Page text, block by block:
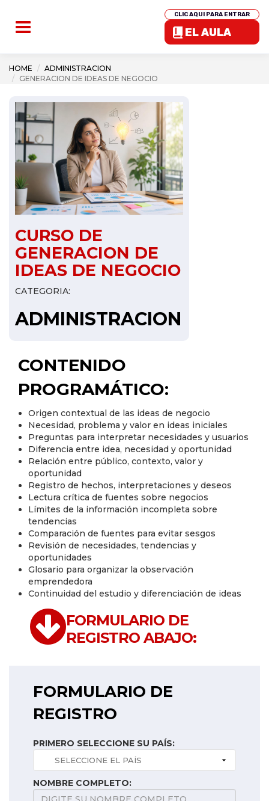
CLIC AQUI PARA ENTRAR
EL AULA
HOME
ADMINISTRACION
GENERACION DE IDEAS DE NEGOCIO
CURSO DE
GENERACION DE
IDEAS DE NEGOCIO
CATEGORIA:
ADMINISTRACION
CONTENIDO
PROGRAMÁTICO:
Origen contextual de las ideas de negocio
Necesidad, problema y valor en ideas iniciales
Preguntas para interpretar necesidades y usuarios
Diferencia entre idea, necesidad y oportunidad
Relación entre público, contexto, valor y
oportunidad
Registro de hechos, interpretaciones y deseos
Lectura crítica de fuentes sobre negocios
Límites de la información incompleta sobre
tendencias
Comparación de fuentes para evitar sesgos
Revisión de necesidades, tendencias y
oportunidades
Glosario para organizar la observación
emprendedora
Continuidad del estudio y diferenciación de ideas
FORMULARIO DE
REGISTRO ABAJO:
FORMULARIO DE
REGISTRO
PRIMERO SELECCIONE SU PAÍS:
NOMBRE COMPLETO: